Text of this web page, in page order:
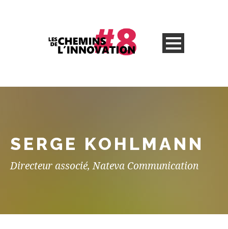
SERGE KOHLMANN
Directeur associé, Nateva Communication